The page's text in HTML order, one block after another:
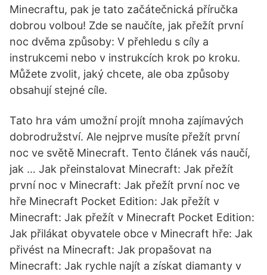
Minecraftu, pak je tato začátečnická příručka
dobrou volbou! Zde se naučíte, jak přežít první
noc dvěma způsoby: V přehledu s cíly a
instrukcemi nebo v instrukcích krok po kroku.
Můžete zvolit, jaký chcete, ale oba způsoby
obsahují stejné cíle.
Tato hra vám umožní projít mnoha zajímavých
dobrodružství. Ale nejprve musíte přežít první
noc ve světě Minecraft. Tento článek vás naučí,
jak … Jak přeinstalovat Minecraft: Jak přežít
první noc v Minecraft: Jak přežít první noc ve
hře Minecraft Pocket Edition: Jak přežít v
Minecraft: Jak přežít v Minecraft Pocket Edition:
Jak přilákat obyvatele obce v Minecraft hře: Jak
přivést na Minecraft: Jak propašovat na
Minecraft: Jak rychle najít a získat diamanty v